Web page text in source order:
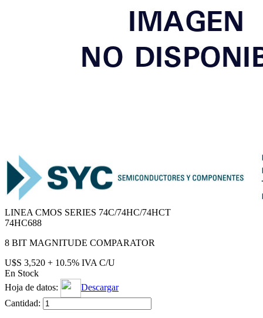
LINEA CMOS SERIES 74C/74HC/74HCT
74HC688
8 BIT MAGNITUDE COMPARATOR
U$S 3,520 + 10.5% IVA C/U
En Stock
Hoja de datos:
Descargar
Cantidad: